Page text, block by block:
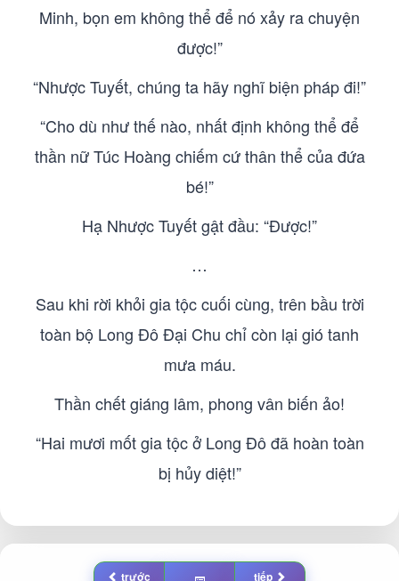
Minh, bọn em không thể để nó xảy ra chuyện
được!”
“Nhược Tuyết, chúng ta hãy nghĩ biện pháp đi!”
“Cho dù như thế nào, nhất định không thể để
thần nữ Túc Hoàng chiếm cứ thân thể của đứa
bé!”
Hạ Nhược Tuyết gật đầu: “Được!”
…
Sau khi rời khỏi gia tộc cuối cùng, trên bầu trời
toàn bộ Long Đô Đại Chu chỉ còn lại gió tanh
mưa máu.
Thần chết giáng lâm, phong vân biến ảo!
“Hai mươi mốt gia tộc ở Long Đô đã hoàn toàn
bị hủy diệt!”
trước tiếp